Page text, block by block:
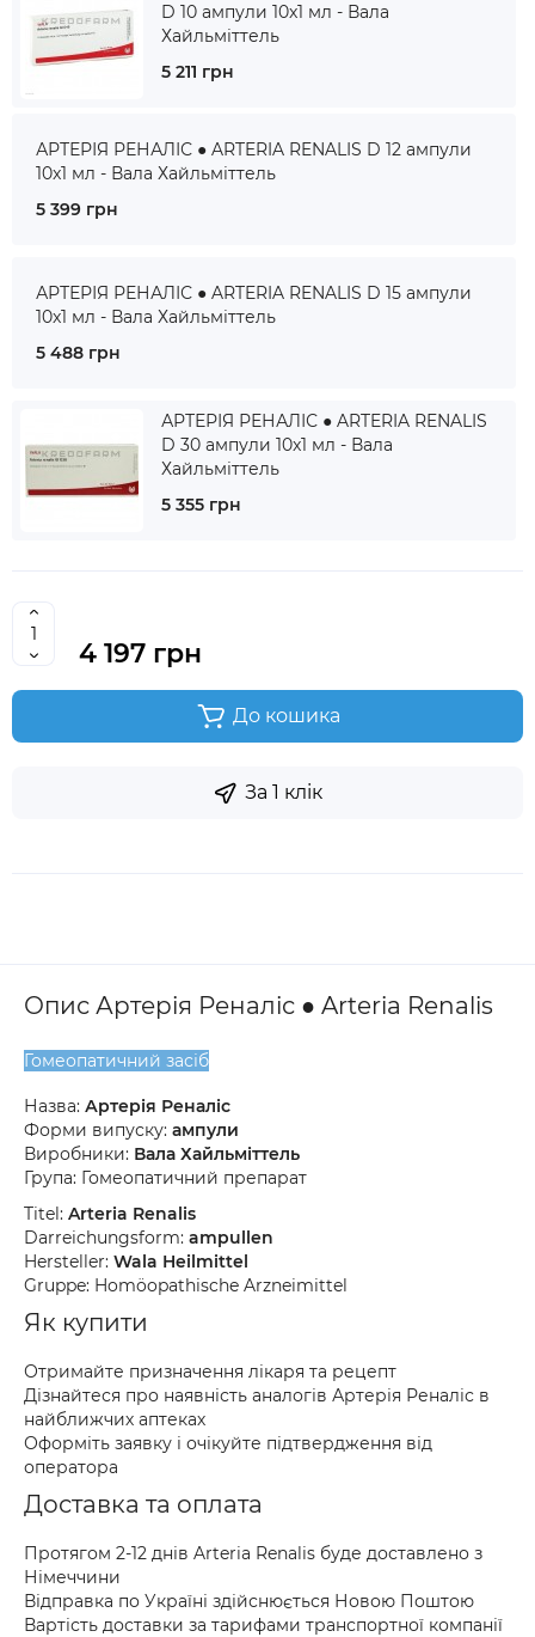
D 10 ампули 10x1 мл - Вала
Хайльміттель
5 211 грн
АРТЕРІЯ РЕНАЛІС ● ARTERIA RENALIS D 12 ампули
10x1 мл - Вала Хайльміттель
5 399 грн
АРТЕРІЯ РЕНАЛІС ● ARTERIA RENALIS D 15 ампули
10x1 мл - Вала Хайльміттель
5 488 грн
АРТЕРІЯ РЕНАЛІС ● ARTERIA RENALIS
D 30 ампули 10x1 мл - Вала
Хайльміттель
5 355 грн
4 197 грн
До кошика
За 1 клік
Опис Артерія Реналіс ● Arteria Renalis
Гомеопатичний засіб
Назва: Артерія Реналіс
Форми випуску: ампули
Виробники: Вала Хайльміттель
Група: Гомеопатичний препарат
Titel: Arteria Renalis
Darreichungsform: ampullen
Hersteller: Wala Heilmittel
Gruppe: Homöopathische Arzneimittel
Як купити
Отримайте призначення лікаря та рецепт
Дізнайтеся про наявність аналогів Артерія Реналіс в
найближчих аптеках
Оформіть заявку і очікуйте підтвердження від
оператора
Доставка та оплата
Протягом 2-12 днів Arteria Renalis буде доставлено з
Німеччини
Відправка по Україні здійснюється Новою Поштою
Вартість доставки за тарифами транспортної компанії